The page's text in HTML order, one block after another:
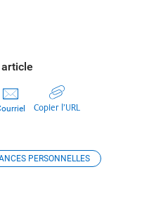
Copier l’URL
PERSONNELLES